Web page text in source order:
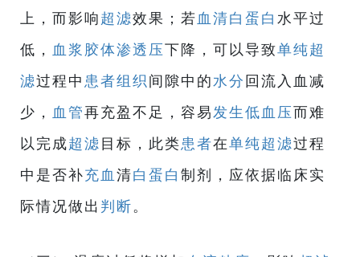
上，而影响超滤效果；若血清白蛋白 水平过
低， 血浆 胶体渗透压下降，可以导致单纯超
滤过程中 患者组织间隙中的水分 回流入血减
少， 血管再充盈不足，容易发生低血压而难
以完成超滤 目标，此类患者在单纯超滤过程
中是否补充血 清白蛋白 制剂，应依据临床实
际情况做出 判断。